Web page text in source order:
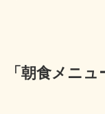
「朝食メニ